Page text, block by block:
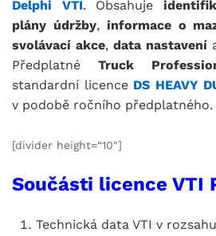
Delphi VTI. Obsahuje
plány údržby, informace o
svolávací akce, data nastavení
Předplatné Truck
standardní licence DS HEAVY
v podobě ročního předplatného.
[divider height=“10″]
Součásti licence VTI
Technická data VTI v rozsahu